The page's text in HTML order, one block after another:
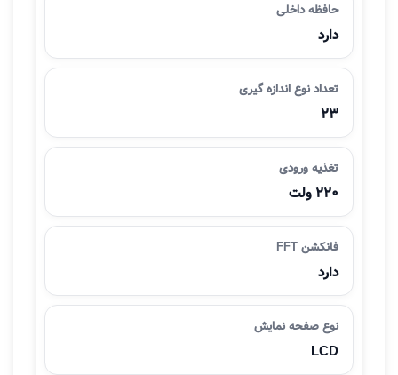
حافظه داخلی
دارد
تعداد نوع اندازه گیری
23
تغذیه ورودی
220 ولت
فانکشن FFT
دارد
نوع صفحه نمایش
LCD